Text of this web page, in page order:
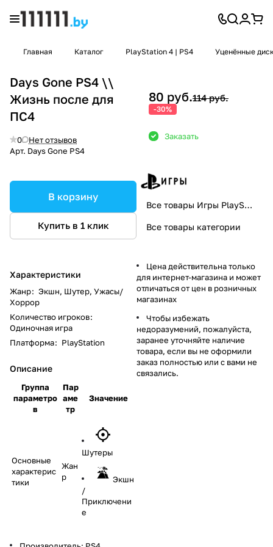
Главная Каталог PlayStation 4 | PS4 Уценённые
Days Gone PS4 \\
Жизнь после для
ПС4
0
Нет отзывов
Арт. Days Gone PS4
В корзину
Купить в 1 клик
Характеристики
Жанр: Экшн, Шутер, Ужасы/
Хоррор
Количество игроков:
Одиночная игра
Платформа: PlayStation
Описание
Группа
параметро
в
Пар
аме
тр
Значение
Основные
характерис
тики
Жан
р
Шутеры
Экшн
/
Приключени
е
80 руб.114 руб.
-30%
Заказать
Все товары Игры PlayStation
Все товары категории
Цена действительна только
для интернет-магазина и может
отличаться от цен в розничных
магазинах
Чтобы избежать
недоразумений, пожалуйста,
заранее уточняйте наличие
товара, если вы не оформили
заказ полностью или с вами не
связались.